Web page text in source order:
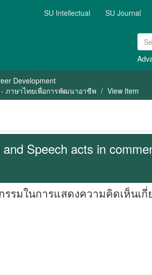
SU Intellectual SU Journal
Development
- ภาษาไทยเพื่อการพัฒนาอาชีพ
View Item
Speech acts in
รมในการแสดงความคิดเห็นเ